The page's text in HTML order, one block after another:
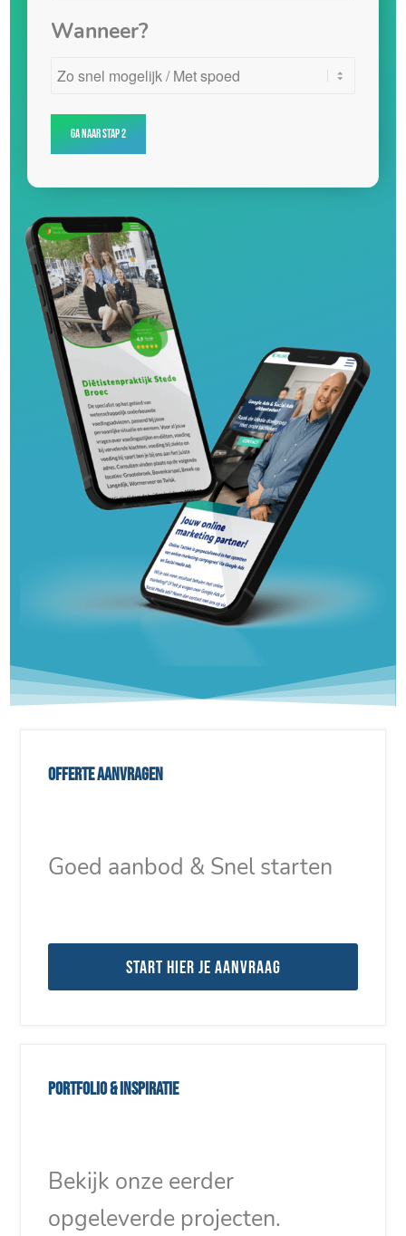
Wanneer?
Offerte aanvragen
Goed aanbod & Snel starten
Start hier je aanvraag
Portfolio & inspiratie
Bekijk onze eerder
opgeleverde projecten.